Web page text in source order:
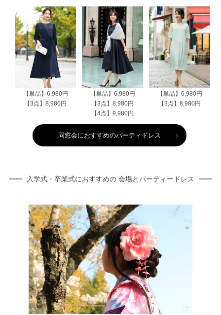
【単品】6,980円
【3点】8,980円
【単品】6,980円
【3点】8,980円
【4点】9,980円
【単品】6,980円
【3点】8,980円
同窓会におすすめのパーティドレス
入学式・卒業式におすすめの 会場とパーティードレス